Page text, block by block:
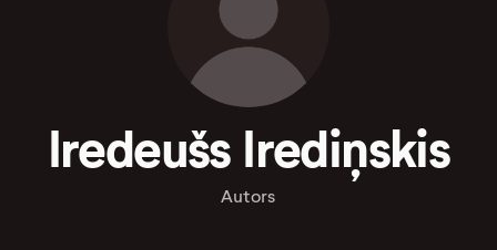
Iredeušs Irediņskis
Autors